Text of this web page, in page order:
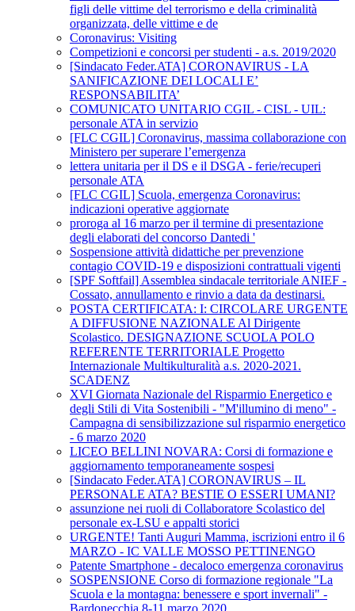
figli delle vittime del terrorismo e della criminalità
organizzata, delle vittime e de
Coronavirus: Visiting
Competizioni e concorsi per studenti - a.s. 2019/2020
[Sindacato Feder.ATA] CORONAVIRUS - LA
SANIFICAZIONE DEI LOCALI E’
RESPONSABILITA’
COMUNICATO UNITARIO CGIL - CISL - UIL:
personale ATA in servizio
[FLC CGIL] Coronavirus, massima collaborazione con
Ministero per superare l’emergenza
lettera unitaria per il DS e il DSGA - ferie/recuperi
personale ATA
[FLC CGIL] Scuola, emergenza Coronavirus:
indicazioni operative aggiornate
proroga al 16 marzo per il termine di presentazione
degli elaborati del concorso Dantedi '
Sospensione attività didattiche per prevenzione
contagio COVID-19 e disposizioni contrattuali vigenti
[SPF Softfail] Assemblea sindacale territoriale ANIEF -
Cossato, annullamento e rinvio a data da destinarsi.
POSTA CERTIFICATA: I: CIRCOLARE URGENTE
A DIFFUSIONE NAZIONALE Al Dirigente
Scolastico. DESIGNAZIONE SCUOLA POLO
REFERENTE TERRITORIALE Progetto
Internazionale Multikulturalità a.s. 2020-2021.
SCADENZ
XVI Giornata Nazionale del Risparmio Energetico e
degli Stili di Vita Sostenibili - "M'illumino di meno" -
Campagna di sensibilizzazione sul risparmio energetico
- 6 marzo 2020
LICEO BELLINI NOVARA: Corsi di formazione e
aggiornamento temporaneamente sospesi
[Sindacato Feder.ATA] CORONAVIRUS – IL
PERSONALE ATA? BESTIE O ESSERI UMANI?
assunzione nei ruoli di Collaboratore Scolastico del
personale ex-LSU e appalti storici
URGENTE! Tanti Auguri Mamma, iscrizioni entro il 6
MARZO - IC VALLE MOSSO PETTINENGO
Patente Smartphone - decaloco emergenza coronavirus
SOSPENSIONE Corso di formazione regionale "La
Scuola e la montagna: benessere e sport invernali" -